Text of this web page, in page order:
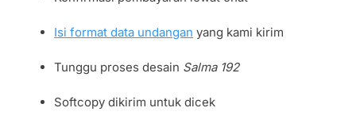
Isi format data undangan yang kami kirim
Tunggu proses desain Salma 192
Softcopy dikirim untuk dicek